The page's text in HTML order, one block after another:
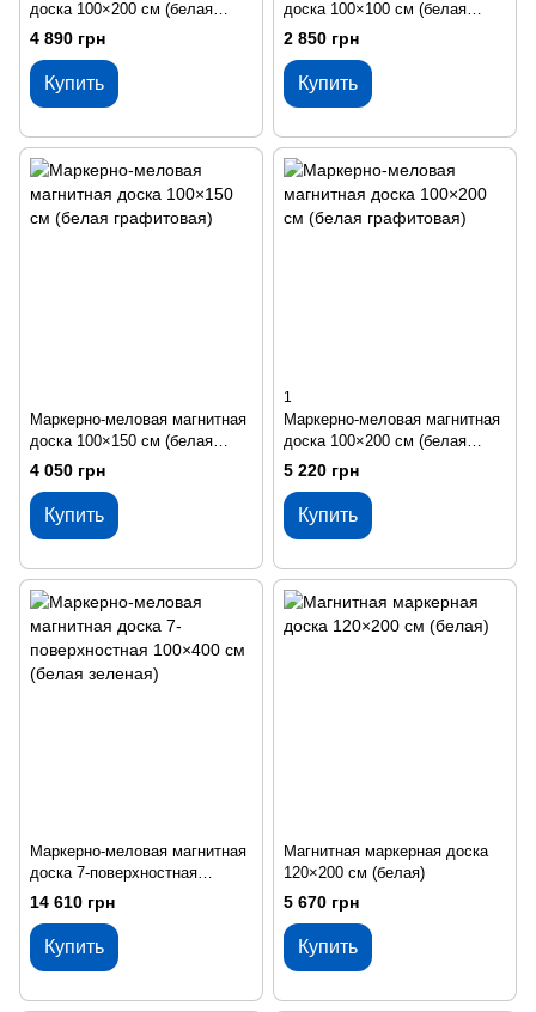
доска 100×200 см (белая
зеленая)
4 890 грн
Купить
доска 100×100 см (белая
графитовая)
2 850 грн
Купить
Маркерно-меловая магнитная
доска 100×150 см (белая
графитовая)
4 050 грн
Купить
1
Маркерно-меловая магнитная
доска 100×200 см (белая
графитовая)
5 220 грн
Купить
Маркерно-меловая магнитная
доска 7-поверхностная
100×400 см (белая зеленая)
14 610 грн
Купить
Магнитная маркерная доска
120×200 см (белая)
5 670 грн
Купить